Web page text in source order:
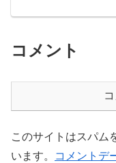
コメント
このサイトはスパム
います。
コメントデ